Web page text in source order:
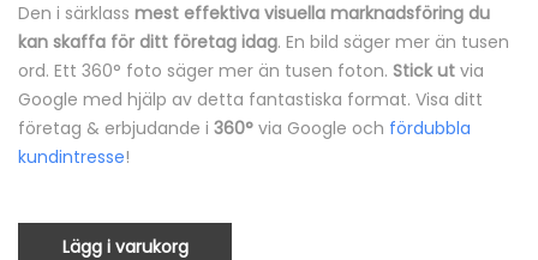
Den i särklass mest effektiva visuella marknadsföring du
kan skaffa för ditt företag idag. En bild säger mer än tusen
ord. Ett 360° foto säger mer än tusen foton. Stick ut via
Google med hjälp av detta fantastiska format. Visa ditt
företag & erbjudande i 360° via Google och fördubbla
kundintresse!
Lägg i varukorg